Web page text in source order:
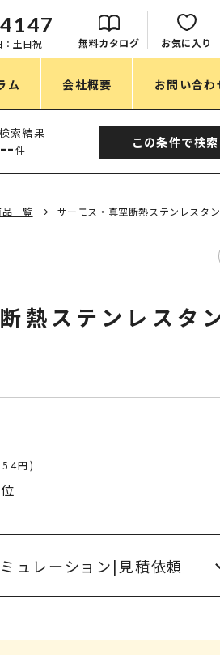
土日祝 無料カタログ お気に入り
ム 会社概要 お問い合わ
目的・シーン
アニマルグッズ
設立・周年・創業記念
インバウンド･外国人観光客向け特集
検索結果
-- 件 この条件で検索
一覧 サーモス・真空断熱ステンレスタ
熱ステンレスタ
円)
ュレーション| 見積依頼